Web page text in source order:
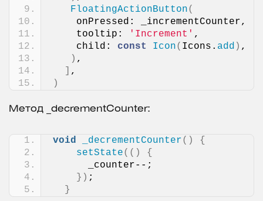
FloatingActionButton(
    onPressed: _incrementCounter,
    tooltip:
'Increment' ,
    child:
const Icon( Icons. add ) ,
) ,
,
)
Метод _decrementCounter:
void _decrementCounter()
{
setState(()
{
      _counter--;
}) ;
}